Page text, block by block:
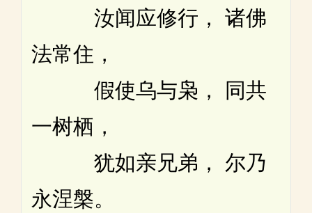
汝闻应修行， 诸佛
法常住，
假使乌与枭， 同共
一树栖，
犹如亲兄弟， 尔乃
永涅槃。